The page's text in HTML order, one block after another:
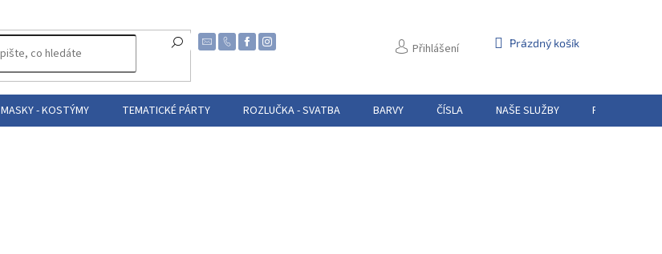
Přihlášení
NÁKUPNÍ
Prázdný košík
MASKY - KOSTÝMY TEMATICKÉ PÁRTY ROZLUČKA - SVATBA BARVY ČÍSLA NAŠE SLUŽBY PŮJČOVNA